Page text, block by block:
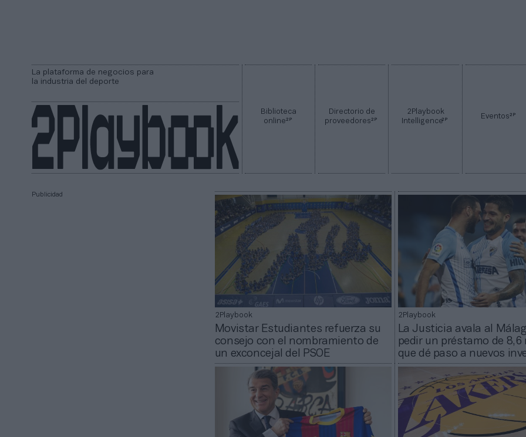
La plataforma de negocios para
la industria del deporte
Biblioteca
online2P
Directorio de
proveedores2P
2Playbook
Intelligence2P Eventos2P
Publicidad
2Playbook
Movistar Estudiantes refuerza su
consejo con el nombramiento de
un exconcejal del PSOE
2Playbook
La Justicia avala al
pedir un préstamo de 8,6
que dé paso a nuevos